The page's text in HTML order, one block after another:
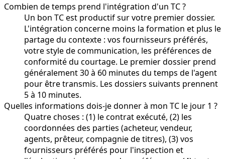
Combien de temps prend l'intégration d'un TC ?
Un bon TC est productif sur votre premier dossier.
L'intégration concerne moins la formation et plus le
partage du contexte : vos fournisseurs préférés,
votre style de communication, les préférences de
conformité du courtage. Le premier dossier prend
généralement 30 à 60 minutes du temps de l'agent
pour être transmis. Les dossiers suivants prennent
5 à 10 minutes.
Quelles informations dois-je donner à mon TC le jour 1 ?
Quatre choses : (1) le contrat exécuté, (2) les
coordonnées des parties (acheteur, vendeur,
agents, prêteur, compagnie de titres), (3) vos
fournisseurs préférés pour l'inspection et